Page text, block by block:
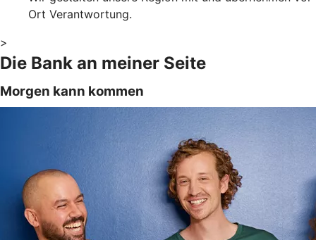
Ort Verantwortung.
>
Die Bank an meiner Seite
Morgen kann kommen